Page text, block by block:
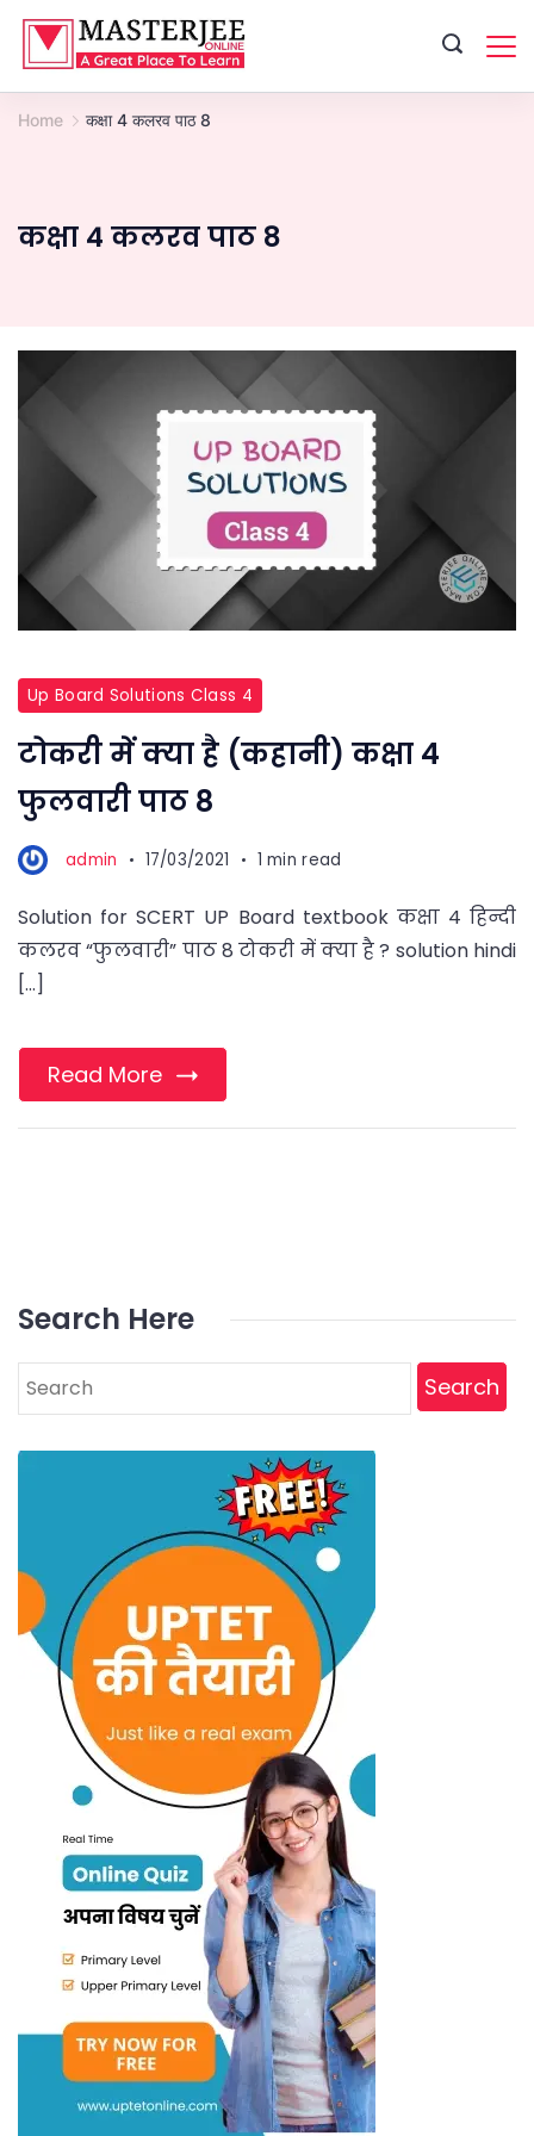
Skip
content
Home कक्षा 4 कलरव पाठ 8
कक्षा 4 कलरव पाठ 8
Up Board Solutions Class 4
टोकरी में क्या है (कहानी) कक्षा 4
फुलवारी पाठ 8
admin 17/03/2021 1 min read
Solution for SCERT UP Board textbook कक्षा 4 हिन्दी
कलरव “फुलवारी” पाठ 8 टोकरी में क्या है ? solution hindi
[…]
Read More
Search Here
Search
for: